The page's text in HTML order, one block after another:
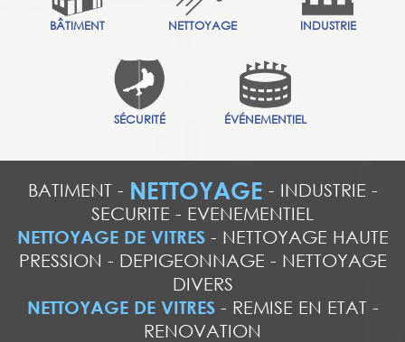
BÂTIMENT NETTOYAGE INDUSTRIE
SÉCURITÉ ÉVÉNEMENTIEL
BATIMENT- NETTOYAGE - INDUSTRIE -
SECURITE - EVENEMENTIEL
NETTOYAGE DE VITRES- NETTOYAGE HAUTE
PRESSION - DEPIGEONNAGE - NETTOYAGE
DIVERS
NETTOYAGE DE VITRES- REMISE EN ETAT-
RENOVATION